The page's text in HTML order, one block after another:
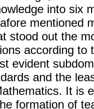
into six
mentioned
stood out the
according
evident
and the
It is
formation of